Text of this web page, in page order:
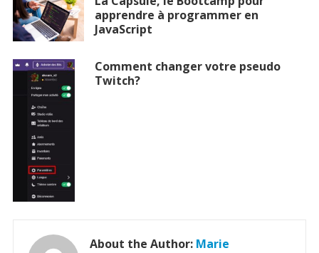
apprendre à programmer en
JavaScript
Comment changer votre pseudo
Twitch?
About the Author: Marie